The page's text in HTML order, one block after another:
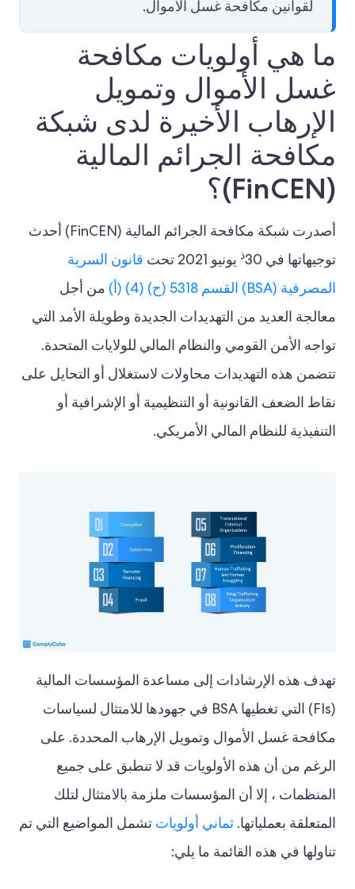
لقوانين مكافحة غسل الأموال.
ما هي أولويات مكافحة
غسل الأموال وتمويل
الإرهاب الأخيرة لدى شبكة
مكافحة الجرائم المالية
(FinCEN)؟
أصدرت شبكة مكافحة الجرائم المالية (FinCEN) أحدث
توجيهاتها في 30
ذ يونيو 2021 تحت
قانون السرية
المصرفية (BSA) القسم 5318 (ح) (4) (أ)
من أجل
معالجة العديد من التهديدات الجديدة وطويلة الأمد التي
تواجه الأمن القومي والنظام المالي للولايات المتحدة.
تتضمن هذه التهديدات محاولات لاستغلال أو التحايل على
نقاط الضعف القانونية أو التنظيمية أو الإشرافية أو
التنفيذية للنظام المالي الأمريكي.
تهدف هذه الإرشادات إلى مساعدة المؤسسات المالية
(FIs) التي تغطيها BSA في جهودها للامتثال لسياسات
مكافحة غسل الأموال وتمويل الإرهاب المحددة. على
الرغم من أن هذه الأولويات قد لا تنطبق على جميع
المنظمات ، إلا أن المؤسسات ملزمة بالامتثال لتلك
المتعلقة بعملياتها. ثماني أولويات تشمل المواضيع التي تم
تناولها في هذه القائمة ما يلي: